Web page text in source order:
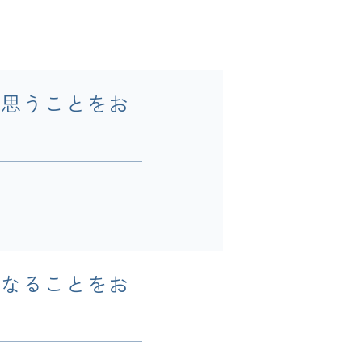
うことをお
ることをお